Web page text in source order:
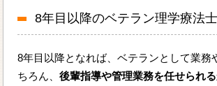
8年目以降のベテラン理学療法
8年目以降となれば、ベテランとして業務
ちろん、後輩指導や管理業務を任せられ